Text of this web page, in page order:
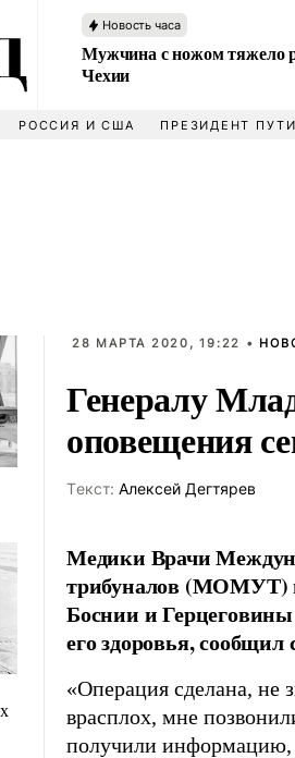
Новость часа
Мужчина с ножом тяжело
Чехии
РОССИЯ И США ПРЕЗИДЕНТ
28 МАРТА 2020, 19:22 •
Генералу
оповещения
Tекст: Алексей Дегтярев
Медики Врачи
трибуналов (МОМУТ)
Боснии и
его здоровья,
«Операция сделана, не
врасплох, мне
получили информацию,